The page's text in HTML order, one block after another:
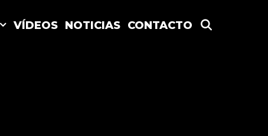
VÍDEOS NOTICIAS CONTACTO